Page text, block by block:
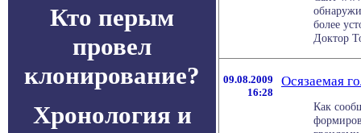
Кто перым
провел
клонирование?
Хронология и
более
Доктор
09.08.2009
16:28
Осязаемая
Как